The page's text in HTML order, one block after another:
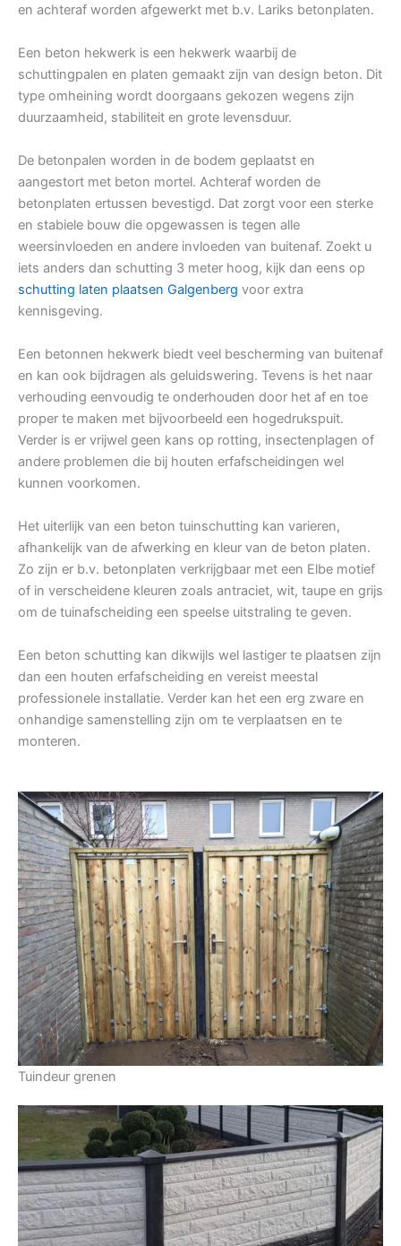
en achteraf worden afgewerkt met b.v. Lariks betonplaten.
Een beton hekwerk is een hekwerk waarbij de
schuttingpalen en platen gemaakt zijn van design beton. Dit
type omheining wordt doorgaans gekozen wegens zijn
duurzaamheid, stabiliteit en grote levensduur.
De betonpalen worden in de bodem geplaatst en
aangestort met beton mortel. Achteraf worden de
betonplaten ertussen bevestigd. Dat zorgt voor een sterke
en stabiele bouw die opgewassen is tegen alle
weersinvloeden en andere invloeden van buitenaf. Zoekt u
iets anders dan schutting 3 meter hoog, kijk dan eens op
schutting laten plaatsen Galgenberg voor extra
kennisgeving.
Een betonnen hekwerk biedt veel bescherming van buitenaf
en kan ook bijdragen als geluidswering. Tevens is het naar
verhouding eenvoudig te onderhouden door het af en toe
proper te maken met bijvoorbeeld een hogedrukspuit.
Verder is er vrijwel geen kans op rotting, insectenplagen of
andere problemen die bij houten erfafscheidingen wel
kunnen voorkomen.
Het uiterlijk van een beton tuinschutting kan varieren,
afhankelijk van de afwerking en kleur van de beton platen.
Zo zijn er b.v. betonplaten verkrijgbaar met een Elbe motief
of in verscheidene kleuren zoals antraciet, wit, taupe en grijs
om de tuinafscheiding een speelse uitstraling te geven.
Een beton schutting kan dikwijls wel lastiger te plaatsen zijn
dan een houten erfafscheiding en vereist meestal
professionele installatie. Verder kan het een erg zware en
onhandige samenstelling zijn om te verplaatsen en te
monteren.
Tuindeur grenen